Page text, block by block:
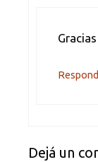
Dejá un